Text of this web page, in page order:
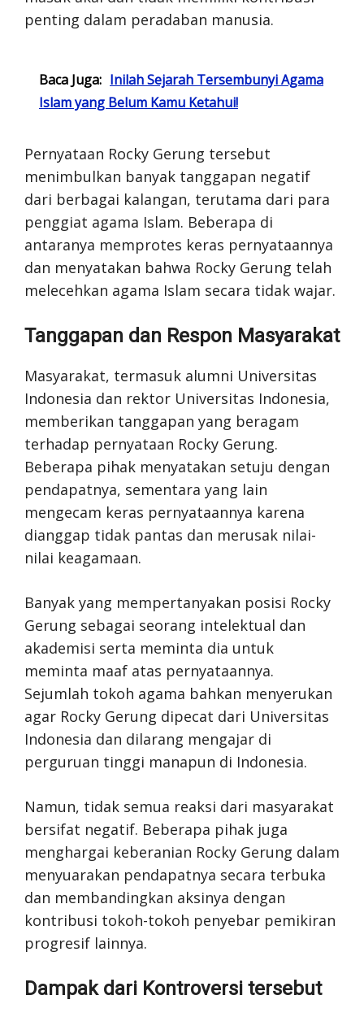
penting dalam peradaban manusia.
Baca Juga: Inilah Sejarah Tersembunyi Agama
Islam yang Belum Kamu Ketahui!
Pernyataan Rocky Gerung tersebut
menimbulkan banyak tanggapan negatif
dari berbagai kalangan, terutama dari para
penggiat agama Islam. Beberapa di
antaranya memprotes keras pernyataannya
dan menyatakan bahwa Rocky Gerung telah
melecehkan agama Islam secara tidak wajar.
Tanggapan dan Respon Masyarakat
Masyarakat, termasuk alumni Universitas
Indonesia dan rektor Universitas Indonesia,
memberikan tanggapan yang beragam
terhadap pernyataan Rocky Gerung.
Beberapa pihak menyatakan setuju dengan
pendapatnya, sementara yang lain
mengecam keras pernyataannya karena
dianggap tidak pantas dan merusak nilai-
nilai keagamaan.
Banyak yang mempertanyakan posisi Rocky
Gerung sebagai seorang intelektual dan
akademisi serta meminta dia untuk
meminta maaf atas pernyataannya.
Sejumlah tokoh agama bahkan menyerukan
agar Rocky Gerung dipecat dari Universitas
Indonesia dan dilarang mengajar di
perguruan tinggi manapun di Indonesia.
Namun, tidak semua reaksi dari masyarakat
bersifat negatif. Beberapa pihak juga
menghargai keberanian Rocky Gerung dalam
menyuarakan pendapatnya secara terbuka
dan membandingkan aksinya dengan
kontribusi tokoh-tokoh penyebar pemikiran
progresif lainnya.
Dampak dari Kontroversi tersebut